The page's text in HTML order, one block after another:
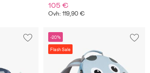
105 €
Ovh: 119,90 €
-20%
Flash Sale